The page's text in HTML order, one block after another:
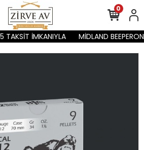
TAKSİT İMKANIYLA MİDLAND
0